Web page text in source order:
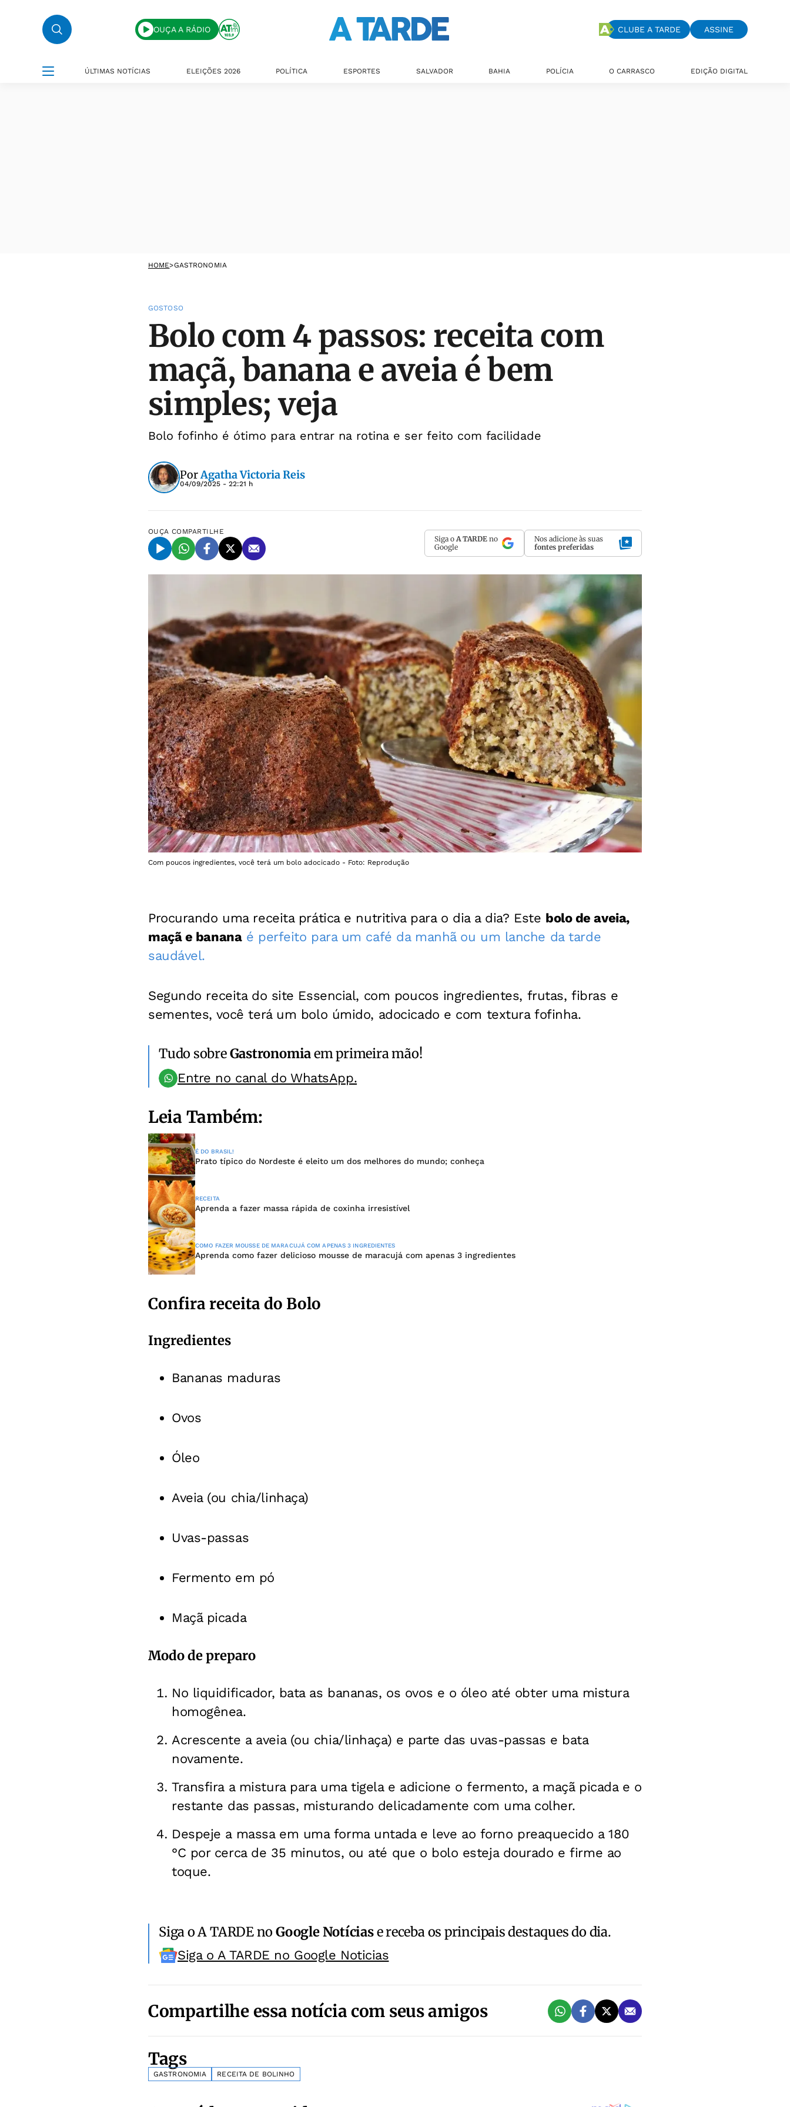
OUÇA A RÁDIO CLUBE A TARDE ASSINE
ÚLTIMAS NOTÍCIAS ELEIÇÕES 2026 POLÍTICA ESPORTES SALVADOR BAHIA POLÍCIA O CARRASCO EDIÇÃO DIGITAL
HOME>GASTRONOMIA
GOSTOSO
Bolo com 4 passos: receita com
maçã, banana e aveia é bem
simples; veja
Bolo fofinho é ótimo para entrar na rotina e ser feito com facilidade
PorAgatha Victoria Reis
04/09/2025 - 22:21 h
OUÇA COMPARTILHE
Siga o A TARDE no
Google
Nos adicione às suas
fontes preferidas
Com poucos ingredientes, você terá um bolo adocicado - Foto: Reprodução
Procurando uma receita prática e nutritiva para o dia a dia? Este bolo de aveia,
maçã e banana é perfeito para um café da manhã ou um lanche da tarde
saudável.
Segundo receita do site Essencial, com poucos ingredientes, frutas, fibras e
sementes, você terá um bolo úmido, adocicado e com textura fofinha.
Tudo sobreGastronomiaem primeira mão!
Entre no canal do WhatsApp.
Leia Também:
É DO BRASIL!
Prato típico do Nordeste é eleito um dos melhores do mundo; conheça
RECEITA
Aprenda a fazer massa rápida de coxinha irresistível
COMO FAZER MOUSSE DE MARACUJÁ COM APENAS 3 INGREDIENTES
Aprenda como fazer delicioso mousse de maracujá com apenas 3 ingredientes
Confira receita do Bolo
Ingredientes
Bananas maduras
Ovos
Óleo
Aveia (ou chia/linhaça)
Uvas-passas
Fermento em pó
Maçã picada
Modo de preparo
No liquidificador, bata as bananas, os ovos e o óleo até obter uma mistura
homogênea.
Acrescente a aveia (ou chia/linhaça) e parte das uvas-passas e bata
novamente.
Transfira a mistura para uma tigela e adicione o fermento, a maçã picada e o
restante das passas, misturando delicadamente com uma colher.
Despeje a massa em uma forma untada e leve ao forno preaquecido a 180
°C por cerca de 35 minutos, ou até que o bolo esteja dourado e firme ao
toque.
Siga o A TARDE noGoogle Notíciase receba os principais destaques do dia.
Siga o A TARDE no Google Noticias
Compartilhe essa notícia com seus amigos
Tags
GASTRONOMIA RECEITA DE BOLINHO